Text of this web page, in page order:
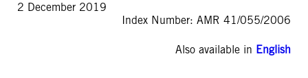
2 December 2019
Index Number: AMR 41/055/2006
Also available in English